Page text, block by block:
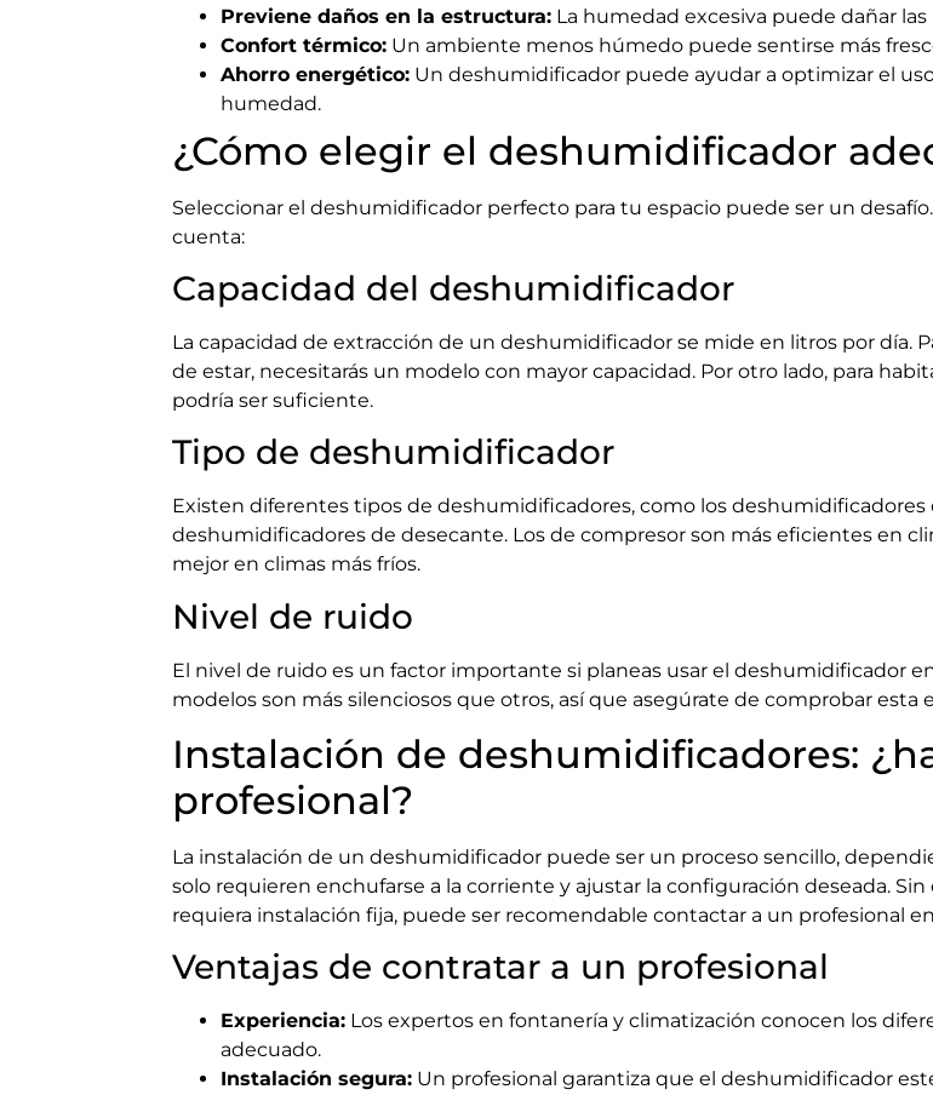
Previene daños en la estructura: La humedad excesiva puede dañar
Confort térmico: Un ambiente menos húmedo puede sentirse más
Ahorro energético: Un deshumidificador puede ayudar a optimizar el
humedad.
¿Cómo elegir el deshumidificador
Seleccionar el deshumidificador perfecto para tu espacio puede ser un
cuenta:
Capacidad del deshumidificador
La capacidad de extracción de un deshumidificador se mide en litros por día.
de estar, necesitarás un modelo con mayor capacidad. Por otro lado, para
podría ser suficiente.
Tipo de deshumidificador
Existen diferentes tipos de deshumidificadores, como los
deshumidificadores de desecante. Los de compresor son más eficientes en
mejor en climas más fríos.
Nivel de ruido
El nivel de ruido es un factor importante si planeas usar el deshumidificador
modelos son más silenciosos que otros, así que asegúrate de comprobar
Instalación de deshumidificadores:
profesional?
La instalación de un deshumidificador puede ser un proceso sencillo,
solo requieren enchufarse a la corriente y ajustar la configuración deseada.
requiera instalación fija, puede ser recomendable contactar a un profesional
Ventajas de contratar a un profesional
Experiencia: Los expertos en fontanería y climatización conocen los
adecuado.
Instalación segura: Un profesional garantiza que el deshumidificador